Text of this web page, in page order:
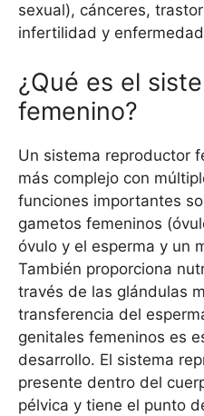
sexual), cánceres,
infertilidad y
¿Qué es el
femenino?
Un sistema reproductor
más complejo con
funciones importantes
gametos femeninos
óvulo y el esperma y un
También proporciona
través de las glándulas
transferencia del
genitales femeninos es
desarrollo. El sistema
presente dentro del
pélvica y tiene el punto